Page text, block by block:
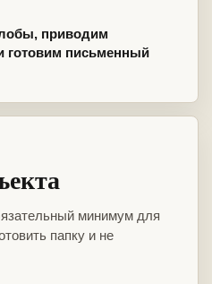
приводим
готовим письменный
минимум для
папку и не